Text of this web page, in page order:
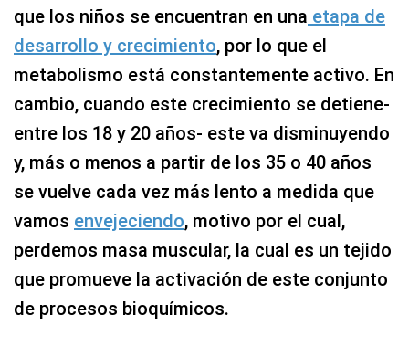
que los niños se encuentran en una etapa de
desarrollo y crecimiento, por lo que el
metabolismo está constantemente activo. En
cambio, cuando este crecimiento se detiene-
entre los 18 y 20 años- este va disminuyendo
y, más o menos a partir de los 35 o 40 años
se vuelve cada vez más lento a medida que
vamos envejeciendo, motivo por el cual,
perdemos masa muscular, la cual es un tejido
que promueve la activación de este conjunto
de procesos bioquímicos.